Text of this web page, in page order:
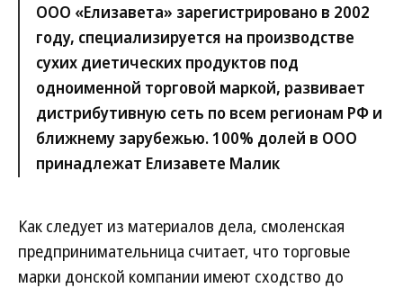
ООО «Елизавета» зарегистрировано в 2002
году, специализируется на производстве
сухих диетических продуктов под
одноименной торговой маркой, развивает
дистрибутивную сеть по всем регионам РФ и
ближнему зарубежью. 100% долей в ООО
принадлежат Елизавете Малик
Как следует из материалов дела, смоленская
предпринимательница считает, что торговые
марки донской компании имеют сходство до